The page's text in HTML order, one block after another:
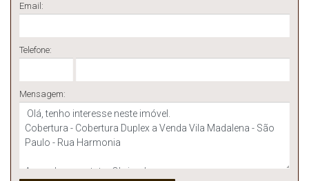
Email:
Telefone:
Mensagem: